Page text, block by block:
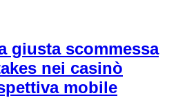
giusta scommessa
nei casinò
mobile